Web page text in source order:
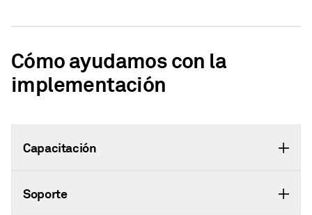
Cómo ayudamos con la
implementación
Capacitación
Soporte